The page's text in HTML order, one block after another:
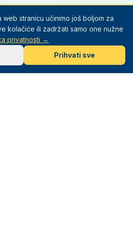
web stranicu učinimo još boljom za
kolačiće ili zadržati samo one nužne
privatnosti →
Prihvati sve